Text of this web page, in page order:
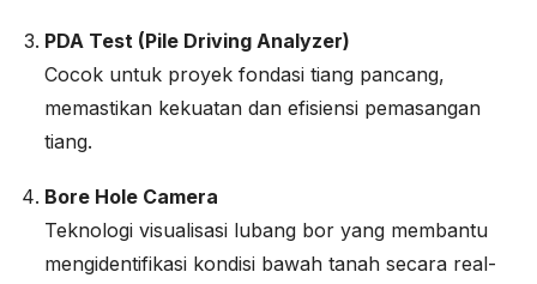
PDA Test (Pile Driving Analyzer)
Cocok untuk proyek fondasi tiang pancang,
memastikan kekuatan dan efisiensi pemasangan
tiang.
Bore Hole Camera
Teknologi visualisasi lubang bor yang membantu
mengidentifikasi kondisi bawah tanah secara real-